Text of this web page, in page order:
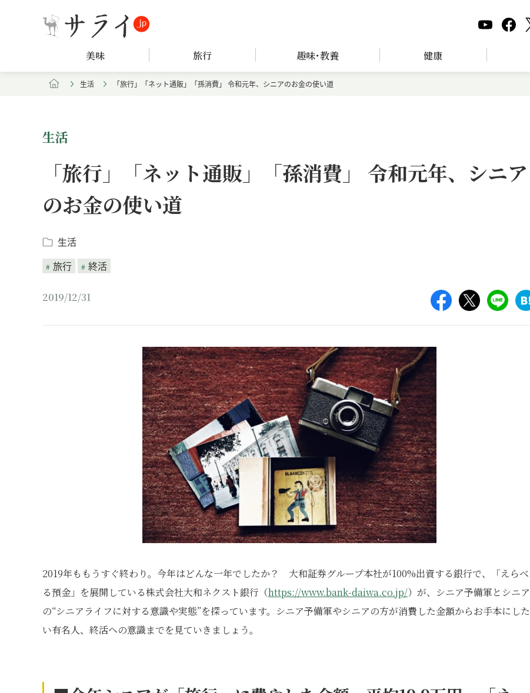
美味 旅行 趣味･教養 健康
生活 「旅行」「ネット通販」「孫消費」 令和元年、シニアのお金の使い道
生活
「旅行」「ネット通販」「孫消費」 令和元年、シニア
のお金の使い道
生活
旅行
終活
2019/12/31
2019年ももうすぐ終わり。今年はどんな一年でしたか？ 大和証券グループ本社が100%出資する銀行で、「えらべ
る預金」を展開している株式会社大和ネクスト銀行（https://www.bank-daiwa.co.jp/）が、シニア予備軍とシニア
の“シニアライフに対する意識や実態”を探っています。シニア予備軍やシニアの方が消費した金額からお手本にした
い有名人、終活への意識までを見ていきましょう。